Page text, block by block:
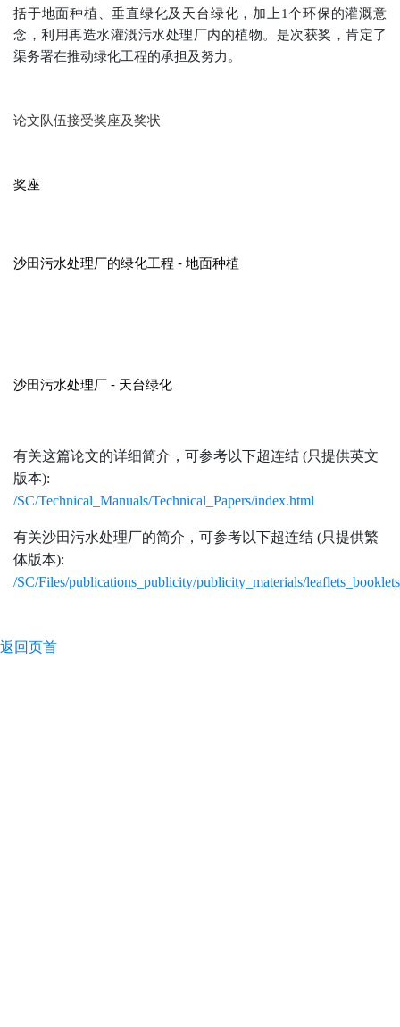
括于地面种植、垂直绿化及天台绿化，加上1个环保的灌溉意
念，利用再造水灌溉污水处理厂内的植物。是次获奖，肯定了
渠务署在推动绿化工程的承担及努力。
论文队伍接受奖座及奖状
奖座
沙田污水处理厂的绿化工程 - 地面种植
沙田污水处理厂 - 天台绿化
有关这篇论文的详细简介，可参考以下超连结 (只提供英文
版本):
/SC/Technical_Manuals/Technical_Papers/index.html
有关沙田污水处理厂的简介，可参考以下超连结 (只提供繁
体版本):
/SC/Files/publications_publicity/publicity_materials/
返回页首